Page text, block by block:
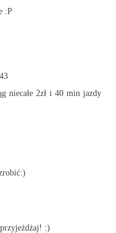
:P
niecałe 2zł i 40 min jazdy
:)